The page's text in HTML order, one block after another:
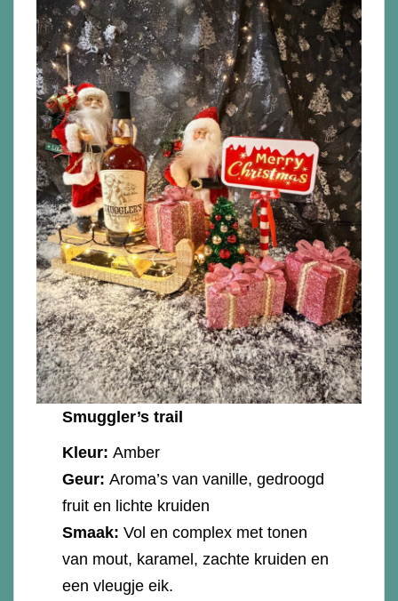
Smuggler’s trail
Kleur: Amber
Geur:Aroma’s van vanille, gedroogd
fruit en lichte kruiden
Smaak:Vol en complex met tonen
van mout, karamel, zachte kruiden en
een vleugje eik.